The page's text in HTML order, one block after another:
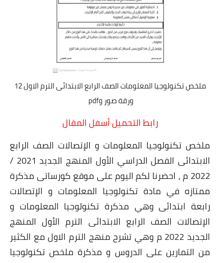
ملخص تكنولوجيا المعلومات الصف الرابع الابتدائى الترم الاول 12
ورقة صور وpdf
رابط التحميل أسفل المقال
ملخص تكنولوجيا المعلومات و الإتصالات الصف الرابع
الابتدائى الفصل الدراسي الأول المنهج الجديد 2021 /
2022 م ، احضرنا لكم اليوم على موقع كورساتى مذكرة
ممتازه في مادة تكنولوجيا المعلومات و الإتصالات
رابعة ابتدائى وهي مذكرة تكنولوجيا المعلومات و
الإتصالات الصف الرابع الابتدائى الترم الأول المنهج
الجديد 2022 م وهي تشرح منهج الترم الاول مع الكثير
من التمارين على الدروس و مذكرة ملخص تكنولوجيا